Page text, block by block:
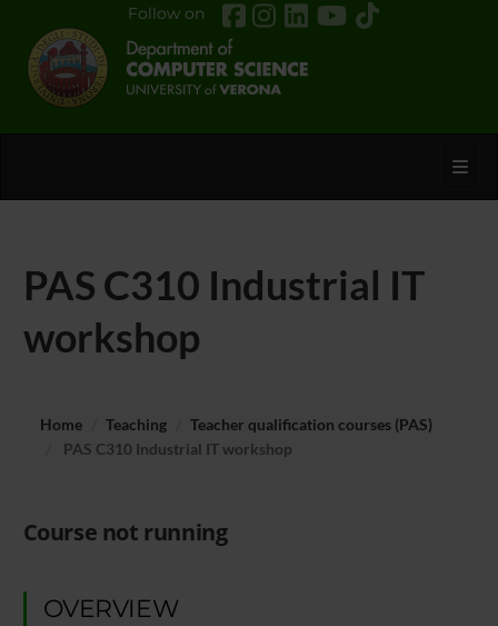
Follow on
PAS C310 Industrial IT
workshop
Home Teaching
Teacher qualification courses (PAS)
PAS C310 Industrial IT workshop
Course not running
OVERVIEW